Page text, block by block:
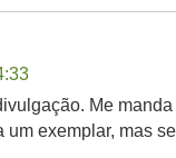
Me
exemplar, mas